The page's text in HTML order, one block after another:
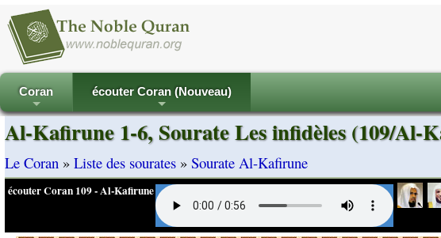
+
Coran
+
écouter Coran (Nouveau)
Al-Kafirune 1-6, Sourate Les infidèles (109/Al-
Le Coran » Liste des sourates » Sourate Al-Kafirune
écouter Coran 109 - Al-Kafirune